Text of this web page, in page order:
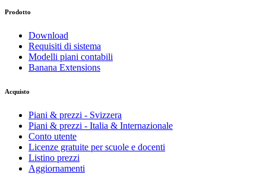
Prodotto
Download
Requisiti di sistema
Modelli piani contabili
Banana Extensions
Acquisto
Piani & prezzi - Svizzera
Piani & prezzi - Italia & Internazionale
Conto utente
Licenze gratuite per scuole e docenti
Listino prezzi
Aggiornamenti